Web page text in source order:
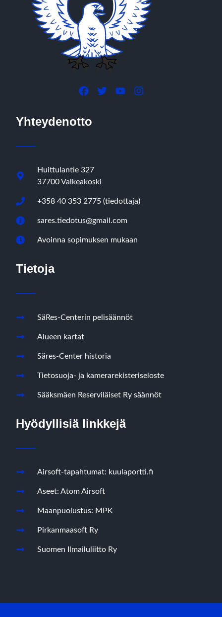
Yhteydenotto
Huittulantie 327
37700 Valkeakoski
+358 40 353 2775 (tiedottaja)
sares.tiedotus@gmail.com
Avoinna sopimuksen mukaan
Tietoja
SäRes-Centerin pelisäännöt
Alueen kartat
Säres-Center historia
Tietosuoja- ja kamerarekisteriseloste
Sääksmäen Reserviläiset Ry säännöt
Hyödyllisiä linkkejä
Airsoft-tapahtumat: kuulaportti.fi
Aseet: Atom Airsoft
Maanpuolustus: MPK
Pirkanmaasoft Ry
Suomen Ilmailuliitto Ry